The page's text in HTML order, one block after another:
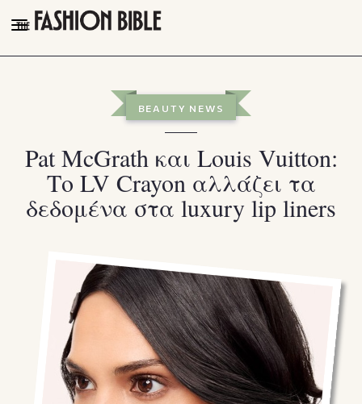
THE FASHION BIBLE
TALK OF THE TOWN
PLEASURES
VIDEOS
Facebook
Instagram
Youtube
TikTok
X(Twitter)
BEAUTY NEWS
Pat McGrath και Louis Vuitton:
Το LV Crayon αλλάζει τα
δεδομένα στα luxury lip liners